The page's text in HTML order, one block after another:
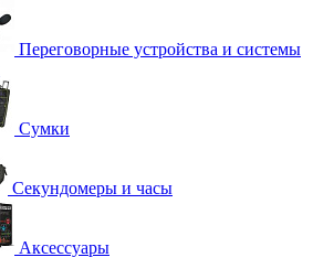
Переговорные устройства и системы
Сумки
Секундомеры и часы
Аксессуары